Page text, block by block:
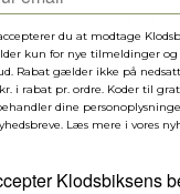
Udsolgt p.t.
du at modtage
kun for nye tilmeldinger
Rabat gælder ikke på
i rabat pr. ordre. Koder til
dine
Læs mere i vores
Klodsbiksens